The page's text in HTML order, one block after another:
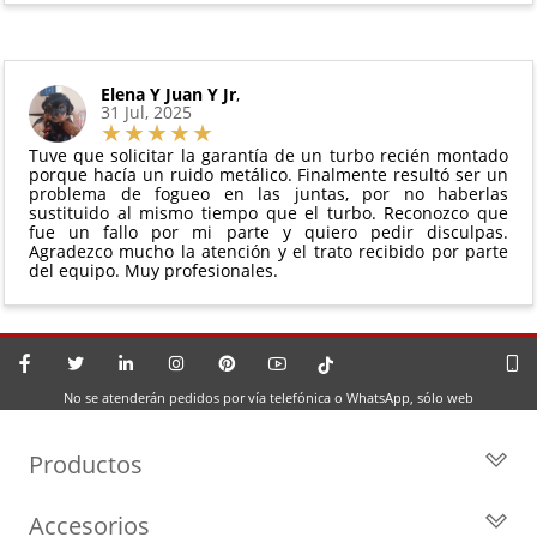
Elena Y Juan Y Jr,
31 Jul, 2025
Tuve que solicitar la garantía de un turbo recién montado
porque hacía un ruido metálico. Finalmente resultó ser un
problema de fogueo en las juntas, por no haberlas
sustituido al mismo tiempo que el turbo. Reconozco que
fue un fallo por mi parte y quiero pedir disculpas.
Agradezco mucho la atención y el trato recibido por parte
del equipo. Muy profesionales.
No se atenderán pedidos por vía telefónica o WhatsApp, sólo web
Productos
Accesorios